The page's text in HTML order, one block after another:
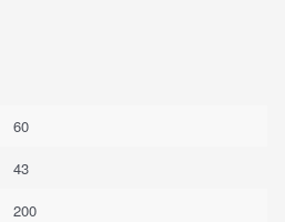
60
43
200